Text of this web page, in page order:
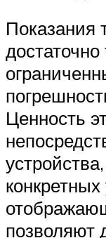
Показания
Ценность
позволяют